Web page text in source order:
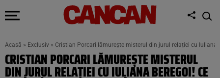
Acasă » Exclusiv » Cristian Porcari lămurește misterul din jurul relației cu Iuliana
CRISTIAN PORCARI LĂMUREȘTE MISTERUL
DIN JURUL RELAȚIEI CU IULIANA BEREGOI! CE